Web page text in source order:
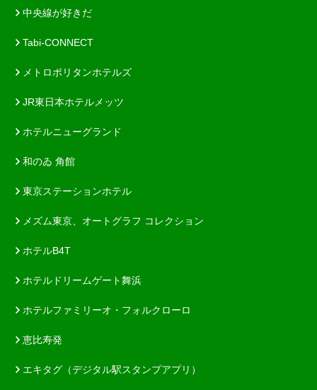
中央線が好きだ
Tabi-CONNECT
メトロポリタンホテルズ
JR東日本ホテルメッツ
ホテルニューグランド
和のゐ 角館
東京ステーションホテル
メズム東京、オートグラフ コレクション
ホテルB4T
ホテルドリームゲート舞浜
ホテルファミリーオ・フォルクローロ
恵比寿発
エキタグ（デジタル駅スタンプアプリ）